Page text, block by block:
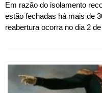
Em razão do isolamento
estão fechadas há mais de
reabertura ocorra no dia 2